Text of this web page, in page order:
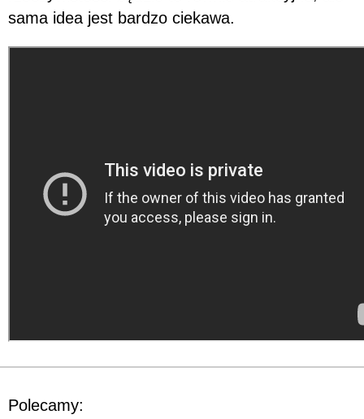
sama idea jest bardzo ciekawa.
Polecamy: